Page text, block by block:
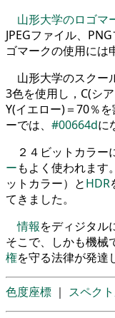
山形大学のロゴマ
JPEGファイル、
ゴマークの使用には
山形大学のスクー
3色を使用し，C(シ
Y(イエロー)＝70％
ーでは、 #00664dに
２４ビットカラー
ーもよく使われます
ットカラー）とHDR
てきました。
情報をディジタル
そこで、しかも機械
権を守る法律が発達
色度座標 ｜ スペク